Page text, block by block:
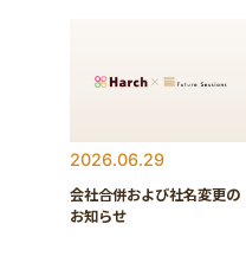
2026.06.29
会社合併および社名変更の
お知らせ